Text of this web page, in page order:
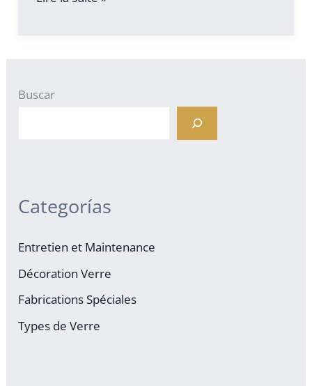
Buscar
Categorías
Entretien et Maintenance
Décoration Verre
Fabrications Spéciales
Types de Verre